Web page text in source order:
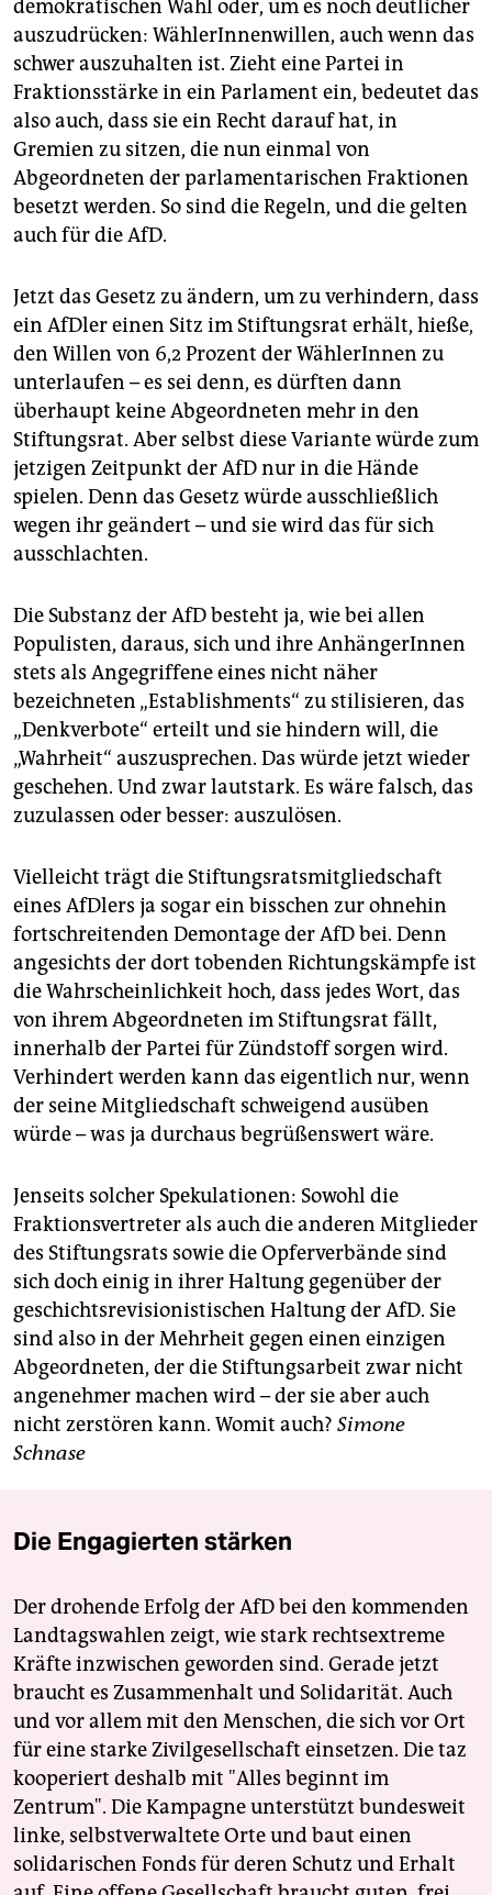
demokratischen Wahl oder, um es noch deutlicher
auszudrücken: WählerInnenwillen, auch wenn das
schwer auszuhalten ist. Zieht eine Partei in
Fraktionsstärke in ein Parlament ein, bedeutet das
also auch, dass sie ein Recht darauf hat, in
Gremien zu sitzen, die nun einmal von
Abgeordneten der parlamentarischen Fraktionen
besetzt werden. So sind die Regeln, und die gelten
auch für die AfD.
Jetzt das Gesetz zu ändern, um zu verhindern, dass
ein AfDler einen Sitz im Stiftungsrat erhält, hieße,
den Willen von 6,2 Prozent der Wäh­lerInnen zu
unterlaufen – es sei denn, es dürften dann
überhaupt keine Abgeordneten mehr in den
Stiftungsrat. Aber selbst diese Variante würde zum
jetzigen Zeitpunkt der AfD nur in die Hände
spielen. Denn das Gesetz würde ausschließlich
wegen ihr geändert – und sie wird das für sich
ausschlachten.
Die Substanz der AfD besteht ja, wie bei allen
Populisten, daraus, sich und ihre AnhängerInnen
stets als Angegriffene eines nicht näher
bezeichneten „Establishments“ zu stilisieren, das
„Denkverbote“ erteilt und sie hindern will, die
„Wahrheit“ auszusprechen. Das würde jetzt wieder
geschehen. Und zwar lautstark. Es wäre falsch, das
zuzulassen oder besser: auszulösen.
Vielleicht trägt die Stiftungsratsmitgliedschaft
eines AfDlers ja sogar ein bisschen zur ohnehin
fortschreitenden Demontage der AfD bei. Denn
angesichts der dort tobenden Richtungskämpfe ist
die Wahrscheinlichkeit hoch, dass jedes Wort, das
von ihrem Abgeordneten im Stiftungsrat fällt,
innerhalb der Partei für Zündstoff sorgen wird.
Verhindert werden kann das eigentlich nur, wenn
der seine Mitgliedschaft schweigend ausüben
würde – was ja durchaus begrüßenswert wäre.
Jenseits solcher Spekulationen: Sowohl die
Fraktionsvertreter als auch die anderen Mitglieder
des Stiftungsrats sowie die Opferverbände sind
sich doch einig in ihrer Haltung gegenüber der
geschichtsrevisionistischen Haltung der AfD. Sie
sind also in der Mehrheit gegen einen einzigen
Abgeordneten, der die Stiftungsarbeit zwar nicht
angenehmer machen wird – der sie aber auch
nicht zerstören kann. Womit auch? Simone
Schnase
Die Engagierten stärken
Der drohende Erfolg der AfD bei den kommenden
Landtagswahlen zeigt, wie stark rechtsextreme
Kräfte inzwischen geworden sind. Gerade jetzt
braucht es Zusammenhalt und Solidarität. Auch
und vor allem mit den Menschen, die sich vor Ort
für eine starke Zivilgesellschaft einsetzen. Die taz
kooperiert deshalb mit "Alles beginnt im
Zentrum". Die Kampagne unterstützt bundesweit
linke, selbstverwaltete Orte und baut einen
solidarischen Fonds für deren Schutz und Erhalt